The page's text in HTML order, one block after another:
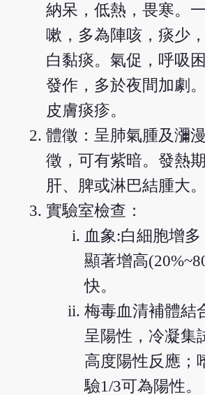
納呆，低熱，畏寒。
嗽，多為陣咳，痰少
白黏痰。氣促，呼吸
發作，多於夜間加劇
皮膚痰疹。
體徵：呈肺氣腫及瀰
徵，可有紫暗。發熱
肝、脾或淋巴結腫大。
實驗室檢查：
血象:白細胞增
顯著增高
快。
梅毒血清補體結
呈陽性，冷凝集
高度陽性反應；
驗1/3可為陽性。